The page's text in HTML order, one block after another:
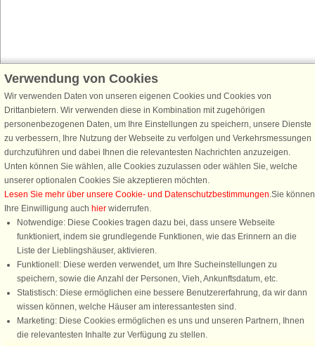
Schließen Sie sich 100.000 Ferienhaus-Fans an
Erhalten Sie einenWillkommensgutschein von 25 € für Ihren nächsten
Ferienhausurlaub - melden Sie sich einfach für den DanCenter Newsletter
an. Verpassen Sie nie wieder exklusive Angebote, Gewinnspiele und
Urlaubstipps!
Newsletter abonnieren
Verwendung von Cookies
Wir verwenden Daten von unseren eigenen Cookies und Cookies von
Drittanbietern. Wir verwenden diese in Kombination mit zugehörigen
personenbezogenen Daten, um Ihre Einstellungen zu speichern, unsere Dienste
zu verbessern, Ihre Nutzung der Webseite zu verfolgen und Verkehrsmessungen
durchzuführen und dabei Ihnen die relevantesten Nachrichten anzuzeigen.
Unten können Sie wählen, alle Cookies zuzulassen oder wählen Sie, welche
unserer optionalen Cookies Sie akzeptieren möchten.
Lesen Sie mehr über unsere Cookie- und Datenschutzbestimmungen.Sie können
Ihre Einwilligung auch hier widerrufen.
Notwendige: Diese Cookies tragen dazu bei, dass unsere Webseite
funktioniert, indem sie grundlegende Funktionen, wie das Erinnern an die
Liste der Lieblingshäuser, aktivieren.
Funktionell: Diese werden verwendet, um Ihre Sucheinstellungen zu
speichern, sowie die Anzahl der Personen, Vieh, Ankunftsdatum, etc.
Statistisch: Diese ermöglichen eine bessere Benutzererfahrung, da wir dann
wissen können, welche Häuser am interessantesten sind.
Marketing: Diese Cookies ermöglichen es uns und unseren Partnern, Ihnen
die relevantesten Inhalte zur Verfügung zu stellen.